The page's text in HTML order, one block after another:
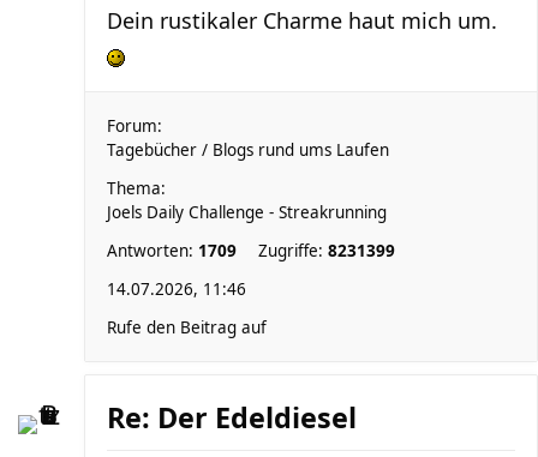
Dein rustikaler Charme haut mich um.
Forum:
Tagebücher / Blogs rund ums Laufen
Thema:
Joels Daily Challenge - Streakrunning
Antworten: 1709 Zugriffe: 8231399
14.07.2026, 11:46
Rufe den Beitrag auf
Re: Der Edeldiesel